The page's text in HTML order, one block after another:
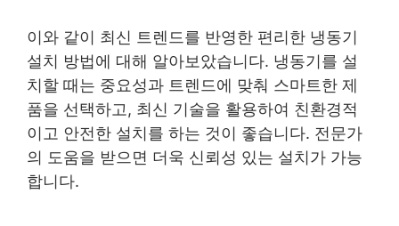
이와 같이 최신 트렌드를 반영한 편리한 냉동기
설치 방법에 대해 알아보았습니다. 냉동기를 설
치할 때는 중요성과 트렌드에 맞춰 스마트한 제
품을 선택하고, 최신 기술을 활용하여 친환경적
이고 안전한 설치를 하는 것이 좋습니다. 전문가
의 도움을 받으면 더욱 신뢰성 있는 설치가 가능
합니다.